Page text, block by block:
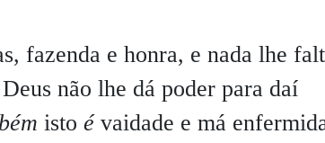
fazenda e honra, e nada lhe
não lhe dá poder para daí
isto évaidade e má